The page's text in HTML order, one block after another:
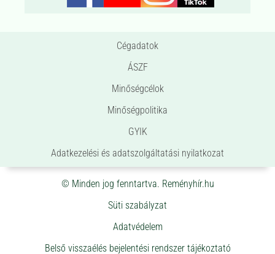
Cégadatok
ÁSZF
Minőségcélok
Minőségpolitika
GYIK
Adatkezelési és adatszolgáltatási nyilatkozat
© Minden jog fenntartva. Reményhír.hu
Süti szabályzat
Adatvédelem
Belső visszaélés bejelentési rendszer tájékoztató